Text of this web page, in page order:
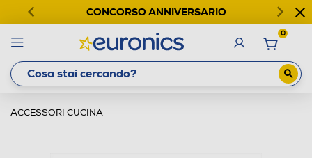
CONCORSO ANNIVERSARIO
0
ACCESSORI CUCINA